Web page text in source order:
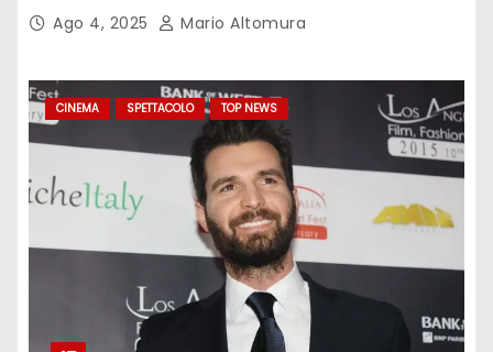
Ago 4, 2025 Mario Altomura
CINEMA SPETTACOLO TOP NEWS